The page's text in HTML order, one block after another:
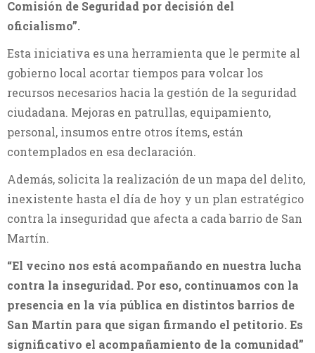
Comisión de Seguridad por decisión del
oficialismo”.
Esta iniciativa es una herramienta que le permite al
gobierno local acortar tiempos para volcar los
recursos necesarios hacia la gestión de la seguridad
ciudadana. Mejoras en patrullas, equipamiento,
personal, insumos entre otros ítems, están
contemplados en esa declaración.
Además, solicita la realización de un mapa del delito,
inexistente hasta el día de hoy y un plan estratégico
contra la inseguridad que afecta a cada barrio de San
Martín.
“El vecino nos está acompañando en nuestra lucha
contra la inseguridad. Por eso, continuamos con la
presencia en la vía pública en distintos barrios de
San Martín para que sigan firmando el petitorio. Es
significativo el acompañamiento de la comunidad”